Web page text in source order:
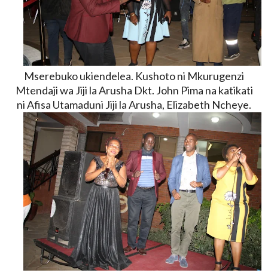
Mserebuko ukiendelea. Kushoto ni Mkurugenzi
Mtendaji wa Jiji la Arusha Dkt. John Pima na katikati
ni Afisa Utamaduni Jiji la Arusha, Elizabeth Ncheye.